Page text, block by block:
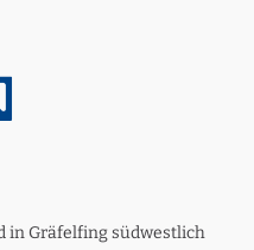
in Gräfelfing südwestlich